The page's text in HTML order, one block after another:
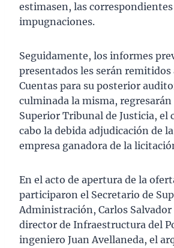
estimasen, las correspondientes
impugnaciones.
Seguidamente, los informes
presentados les serán
Cuentas para su posterior
culminada la misma,
Superior Tribunal de Justicia, el
cabo la debida adjudicación de
empresa ganadora de la
En el acto de apertura de la
participaron el Secretario de
Administración, Carlos
director de Infraestructura del
ingeniero Juan Avellaneda, el